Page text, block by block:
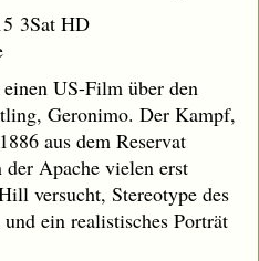
3Sat HD
US-Film über den
Geronimo. Der Kampf,
aus dem Reservat
Apache vielen erst
versucht, Stereotype des
ein realistisches Porträt